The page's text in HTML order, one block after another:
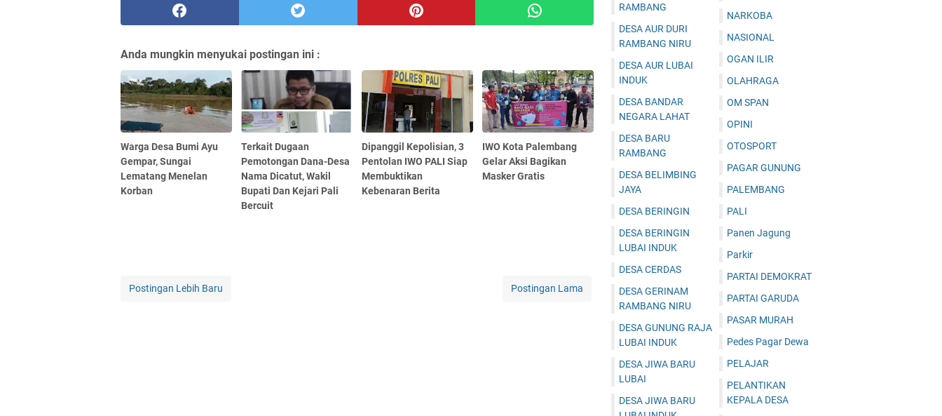
Anda mungkin menyukai postingan ini :
Warga Desa Bumi Ayu
Gempar, Sungai
Lematang Menelan
Korban
Terkait Dugaan
Pemotongan Dana-Desa
Nama Dicatut, Wakil
Bupati Dan Kejari Pali
Bercuit
Dipanggil Kepolisian, 3
Pentolan IWO PALI Siap
Membuktikan
Kebenaran Berita
IWO Kota Palembang
Gelar Aksi Bagikan
Masker Gratis
Postingan Lebih Baru Postingan Lama
RAMBANG
DESA AUR DURI
RAMBANG NIRU
DESA AUR LUBAI
INDUK
DESA BANDAR
NEGARA LAHAT
DESA BARU
RAMBANG
DESA BELIMBING
JAYA
DESA BERINGIN
DESA BERINGIN
LUBAI INDUK
DESA CERDAS
DESA GERINAM
RAMBANG NIRU
DESA GUNUNG RAJA
LUBAI INDUK
DESA JIWA BARU
LUBAI
DESA JIWA BARU
NARKOBA
NASIONAL
OGAN ILIR
OLAHRAGA
OM SPAN
OPINI
OTOSPORT
PAGAR GUNUNG
PALEMBANG
PALI
Panen Jagung
Parkir
PARTAI DEMOKRAT
PARTAI GARUDA
PASAR MURAH
Pedes Pagar Dewa
PELAJAR
PELANTIKAN
KEPALA DESA